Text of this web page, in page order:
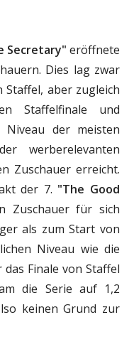
Secretary" eröffnete
Dies lag zwar
aber zugleich
Staffelfinale und
Niveau der meisten
werberelevanten
Zuschauer erreicht.
der 7. "The Good
Zuschauer für sich
als zum Start von
Niveau wie die
Finale von Staffel
die Serie auf 1,2
keinen Grund zur